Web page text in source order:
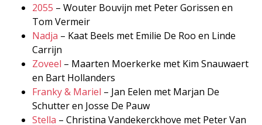
2055 – Wouter Bouvijn met Peter Gorissen en
Tom Vermeir
Nadja – Kaat Beels met Emilie De Roo en Linde
Carrijn
Zoveel – Maarten Moerkerke met Kim Snauwaert
en Bart Hollanders
Franky & Mariel – Jan Eelen met Marjan De
Schutter en Josse De Pauw
Stella – Christina Vandekerckhove met Peter Van